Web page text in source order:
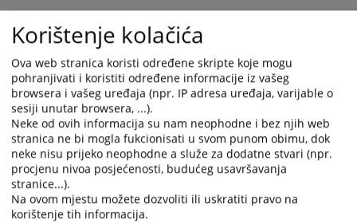
Trenutno nema vijesti
Korištenje kolačića
Ova web stranica koristi određene skripte koje mogu
pohranjivati i koristiti određene informacije iz vašeg
browsera i vašeg uređaja (npr. IP adresa uređaja, varijable o
sesiji unutar browsera, ...).
Neke od ovih informacija su nam neophodne i bez njih web
stranica ne bi mogla fukcionisati u svom punom obimu, dok
neke nisu prijeko neophodne a služe za dodatne stvari (npr.
procjenu nivoa posjećenosti, budućeg usavršavanja
stranice...).
Na ovom mjestu možete dozvoliti ili uskratiti pravo na
korištenje tih informacija.